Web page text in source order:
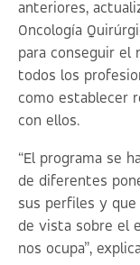
anteriores,
Oncología
para conseguir el
todos los
como establecer
con ellos.
“El programa se
de diferentes
sus perfiles y
de vista sobre el
nos ocupa”,